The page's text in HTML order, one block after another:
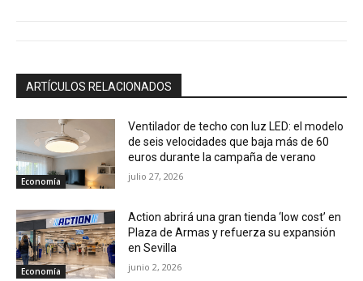
ARTÍCULOS RELACIONADOS
Economía
Ventilador de techo con luz LED: el modelo
de seis velocidades que baja más de 60
euros durante la campaña de verano
julio 27, 2026
Economía
Action abrirá una gran tienda ‘low cost’ en
Plaza de Armas y refuerza su expansión
en Sevilla
junio 2, 2026